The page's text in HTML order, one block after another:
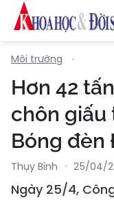
Môi trường
Hơn 42
chôn giấu
Bóng đèn
Thụy Bình 25/04/
Ngày 25/4,